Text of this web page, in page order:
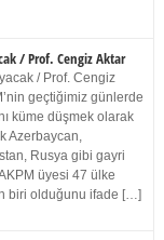
/ Prof. Cengiz Aktar
/ Prof. Cengiz
geçtiğimiz günlerde
küme düşmek olarak
Azerbaycan,
Rusya gibi gayri
üyesi 47 ülke
biri olduğunu ifade […]